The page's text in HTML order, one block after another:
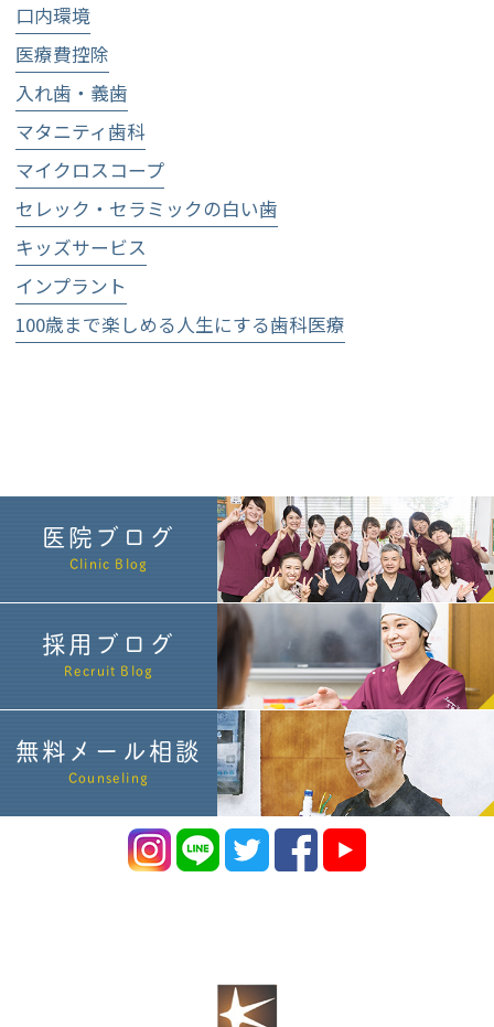
口内環境
医療費控除
入れ歯・義歯
マタニティ歯科
マイクロスコープ
セレック・セラミックの白い歯
キッズサービス
インプラント
100歳まで楽しめる人生にする歯科医療
医院ブログ
Clinic Blog
採用ブログ
Recruit Blog
無料メール相談
Counseling